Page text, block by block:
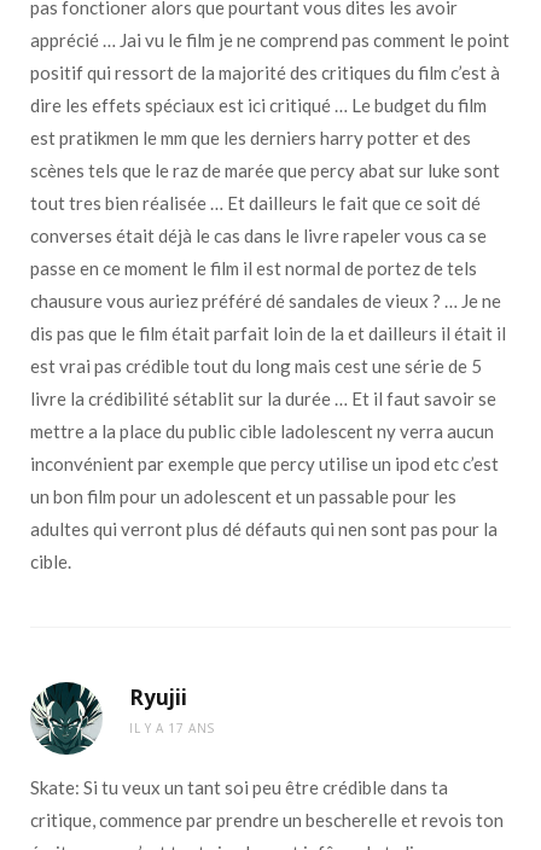
pas fonctioner alors que pourtant vous dites les avoir
apprécié … Jai vu le film je ne comprend pas comment le point
positif qui ressort de la majorité des critiques du film c’est à
dire les effets spéciaux est ici critiqué … Le budget du film
est pratikmen le mm que les derniers harry potter et des
scènes tels que le raz de marée que percy abat sur luke sont
tout tres bien réalisée … Et dailleurs le fait que ce soit dé
converses était déjà le cas dans le livre rapeler vous ca se
passe en ce moment le film il est normal de portez de tels
chausure vous auriez préféré dé sandales de vieux ? … Je ne
dis pas que le film était parfait loin de la et dailleurs il était il
est vrai pas crédible tout du long mais cest une série de 5
livre la crédibilité sétablit sur la durée … Et il faut savoir se
mettre a la place du public cible ladolescent ny verra aucun
inconvénient par exemple que percy utilise un ipod etc c’est
un bon film pour un adolescent et un passable pour les
adultes qui verront plus dé défauts qui nen sont pas pour la
cible.
Ryujii
IL Y A 17 ANS
Skate: Si tu veux un tant soi peu être crédible dans ta
critique, commence par prendre un bescherelle et revois ton